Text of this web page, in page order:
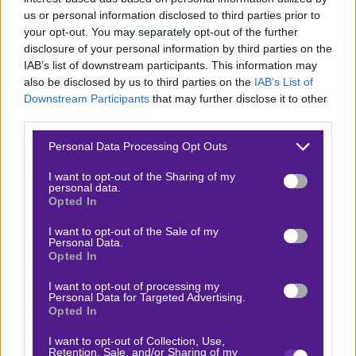
us or personal information disclosed to third parties prior to
your opt-out. You may separately opt-out of the further
disclosure of your personal information by third parties on the
IAB’s list of downstream participants. This information may
also be disclosed by us to third parties on the IAB’s List of
Downstream Participants that may further disclose it to other
Please note that this website/app uses one or more Google
not limited to your visit or usage behaviour. You may click to
grant or deny consent to Google and its third-party tags to
use your data for below specified purposes in below Google
consent section.
Personal Data Processing Opt Outs
I want to opt-out of the Sharing of my
personal data.
Opted In
I want to opt-out of the Sale of my
Personal Data.
Opted In
I want to opt-out of processing my
Personal Data for Targeted Advertising.
Opted In
I want to opt-out of Collection, Use,
Retention, Sale, and/or Sharing of my
επίσης 6-2-1 ρεκόρ κι έχει δεχτεί μόνο 2 γκολ σ’ αυτά
τα 9 ματς. Θα έχει κόσμο στο πλευρό της, πιθανότατα
περισσότερο απ’ όσο θα έχει η Al Talaba στο δικό της.
Και ναι μεν δεν παίζει μπάλα η παράδοση, αλλά τα
τελευταία 20 χρόνια η Al Talaba έχει πανηγυρίσει μία
και μόνη νίκη επί της Al Quwa Al Jawiya. Θα κάνει τη
δεύτερη σήμερα; Αν το καταφέρει, χαλάλι της κι ας
Fonbet(συνδυαστικό 1,45 το Χ2 αι 1,95 το dnb).
Ακολούθησέ μας στο 🅾
𝐈𝐧𝐬𝐭𝐚𝐠𝐫𝐚𝐦
★ για να
μη χάνεις τίποτα!